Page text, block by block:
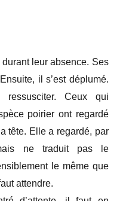
leur absence. Ses
il s’est déplumé.
Ceux qui
poirier ont regardé
tête. Elle a regardé, par
ne traduit pas le
le même que
attendre.